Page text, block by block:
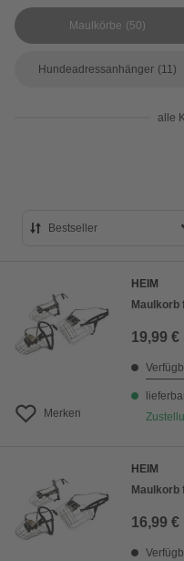
Maulkörbe (50)
Hundeadressanhänger (11)
alle
Bestseller
Preis aufsteigend
Preis absteigend
Merken
HEIM
Maulkorb
19,99 €
HEIM
Maulkorb
16,99 €